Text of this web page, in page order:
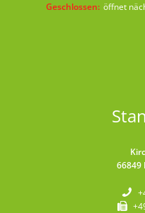
Klicken, um weitere
Geschlossen: öffnet
66849